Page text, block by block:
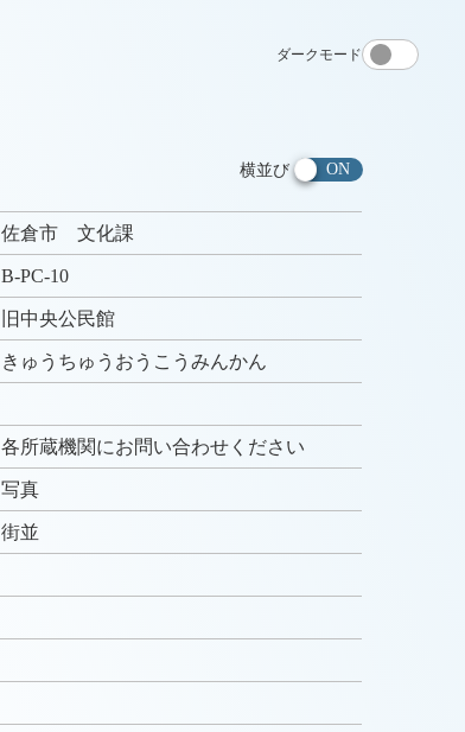
ダークモード
横並び
佐倉市 文化課
B-PC-10
旧中央公民館
きゅうちゅうおうこうみんかん
各所蔵機関にお問い合わせください
写真
街並